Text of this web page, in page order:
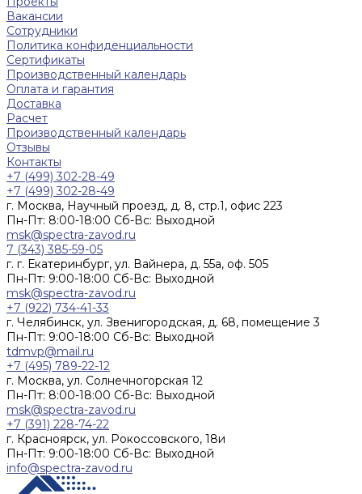
Вакансии
Сотрудники
Политика конфиденциальности
Сертификаты
Производственный календарь
Оплата и гарантия
Доставка
Расчет
Производственный календарь
Отзывы
Контакты
+7 (499) 302-28-49
+7 (499) 302-28-49
г. Москва, Научный проезд, д. 8, стр.1, офис 223
Пн-Пт: 8:00-18:00 Cб-Вс: Выходной
msk@spectra-zavod.ru
7 (343) 385-59-05
г. г. Екатеринбург, ул. Вайнера, д. 55а, оф. 505
Пн-Пт: 9:00-18:00 Cб-Вс: Выходной
msk@spectra-zavod.ru
+7 (922) 734-41-33
г. Челябинск, ул. Звенигородская, д. 68, помещение 3
Пн-Пт: 9:00-18:00 Cб-Вс: Выходной
tdmvp@mail.ru
+7 (495) 789-22-12
г. Москва, ул. Солнечногорская 12
Пн-Пт: 8:00-18:00 Cб-Вс: Выходной
msk@spectra-zavod.ru
+7 (391) 228-74-22
г. Красноярск, ул. Рокоссовского, 18и
Пн-Пт: 9:00-18:00 Cб-Вс: Выходной
info@spectra-zavod.ru